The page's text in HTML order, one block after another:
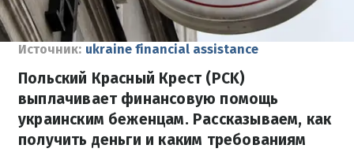
Источник: ukraine financial assistance
Польский Красный Крест (PCK)
выплачивает финансовую помощь
украинским беженцам. Рассказываем, как
получить деньги и каким требованиям